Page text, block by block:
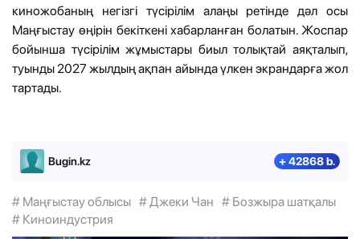
киножобаның негізгі түсірілім алаңы ретінде дәл осы
Маңғыстау өңірін бекіткені хабарланған болатын. Жоспар
бойынша түсірілім жұмыстары биыл толықтай аяқталып,
туынды 2027 жылдың ақпан айында үлкен экрандарға жол
тартады.
Bugin.kz + 42868 b.
# Маңғыстау облысы # Джеки Чан # Бозжыра шатқалы
# Киноиндустрия